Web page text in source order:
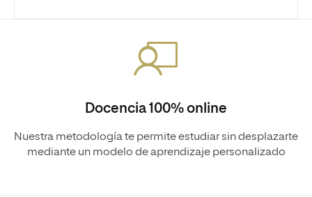
Docencia 100% online
Nuestra metodología te permite estudiar sin desplazarte
mediante un modelo de aprendizaje personalizado